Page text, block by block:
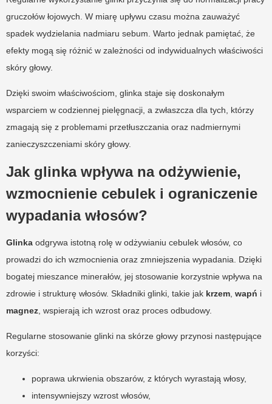
gruczołów łojowych. W miarę upływu czasu można zauważyć
spadek wydzielania nadmiaru sebum. Warto jednak pamiętać, że
efekty mogą się różnić w zależności od indywidualnych właściwości
skóry głowy.
Dzięki swoim właściwościom, glinka staje się doskonałym
wsparciem w codziennej pielęgnacji, a zwłaszcza dla tych, którzy
zmagają się z problemami przetłuszczania oraz nadmiernymi
zanieczyszczeniami skóry głowy.
Jak glinka wpływa na odżywienie,
wzmocnienie cebulek i ograniczenie
wypadania włosów?
Glinka odgrywa istotną rolę w odżywianiu cebulek włosów, co
prowadzi do ich wzmocnienia oraz zmniejszenia wypadania. Dzięki
bogatej mieszance minerałów, jej stosowanie korzystnie wpływa na
zdrowie i strukturę włosów. Składniki glinki, takie jak krzem wapń i
magnez , wspierają ich wzrost oraz proces odbudowy.
Regularne stosowanie glinki na skórze głowy przynosi następujące
korzyści:
poprawa ukrwienia obszarów, z których wyrastają włosy,
intensywniejszy wzrost włosów,